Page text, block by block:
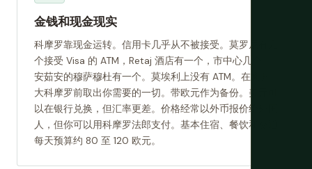
金钱和现金现实
科摩罗靠现金运转。信用卡几乎从不被接受。莫罗尼有几
个接受 Visa 的 ATM，Retaj 酒店有一个，市中心几个，
安茹安的穆萨穆杜有一个。莫埃利上没有 ATM。在离开
大科摩罗前取出你需要的一切。带欧元作为备份。美元可
以在银行兑换，但汇率更差。价格经常以外币报价给外国
人，但你可以用科摩罗法郎支付。基本住宿、餐饮和交通
每天预算约 80 至 120 欧元。